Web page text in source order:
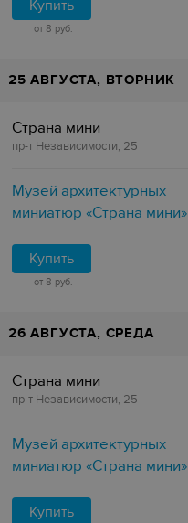
Купить
от 8 руб.
25 АВГУСТА, ВТОРНИК
Страна мини
пр-т Независимости, 25
Музей архитектурных
миниатюр «Страна мини»
Купить
от 8 руб.
26 АВГУСТА, СРЕДА
Страна мини
пр-т Независимости, 25
Музей архитектурных
миниатюр «Страна мини»
Купить